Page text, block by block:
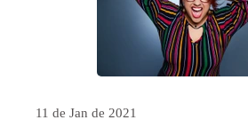
11 de Jan de 2021